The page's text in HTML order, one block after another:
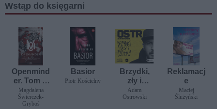
Wstąp do księgarni
Openmind
er. Tom 1.
Koty
Magdalena
Świerczek-
Gryboś
Basior
Piotr Kościelny
Brzydki,
zły i
szczery
Adam
Ostrowski
Reklamacj
e
Maciej
Ślużyński